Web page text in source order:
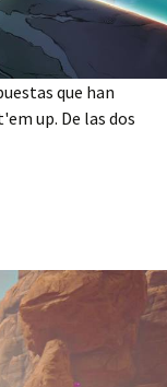
que han
up. De las dos